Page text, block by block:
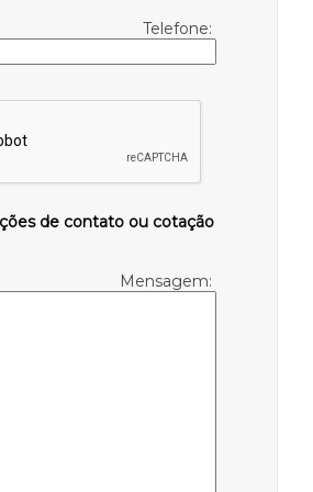
Telefone:
de contato ou cotação
Mensagem: